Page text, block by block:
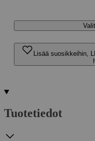
Lisää suosikkeihin,
Tuotetiedot